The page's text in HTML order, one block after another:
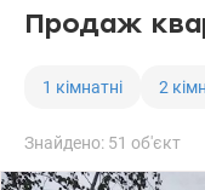
Продаж
1 кімнатні 2
Знайдено: 51 об'єкт